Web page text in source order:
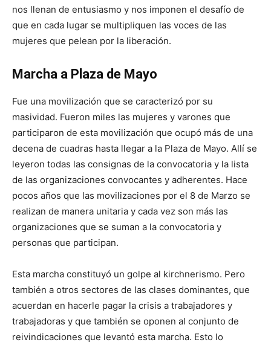
nos llenan de entusiasmo y nos imponen el desafío de
que en cada lugar se multipliquen las voces de las
mujeres que pelean por la liberación.
Marcha a Plaza de Mayo
Fue una movilización que se caracterizó por su
masividad. Fueron miles las mujeres y varones que
participaron de esta movilización que ocupó más de una
decena de cuadras hasta llegar a la Plaza de Mayo. Allí se
leyeron todas las consignas de la convocatoria y la lista
de las organizaciones convocantes y adherentes. Hace
pocos años que las movilizaciones por el 8 de Marzo se
realizan de manera unitaria y cada vez son más las
organizaciones que se suman a la convocatoria y
personas que participan.
Esta marcha constituyó un golpe al kirchnerismo. Pero
también a otros sectores de las clases dominantes, que
acuerdan en hacerle pagar la crisis a trabajadores y
trabajadoras y que también se oponen al conjunto de
reivindicaciones que levantó esta marcha. Esto lo